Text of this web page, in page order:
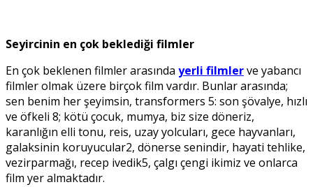
Seyircinin en çok beklediği filmler
En çok beklenen filmler arasında yerli filmlerve yabancı
filmler olmak üzere birçok film vardır. Bunlar arasında;
sen benim her şeyimsin, transformers 5: son şövalye, hızlı
ve öfkeli 8; kötü çocuk, mumya, biz size döneriz,
karanlığın elli tonu, reis, uzay yolcuları, gece hayvanları,
galaksinin koruyucular2, dönerse senindir, hayati tehlike,
vezirparmağı, recep ivedik5, çalgı çengi ikimiz ve onlarca
film yer almaktadır.